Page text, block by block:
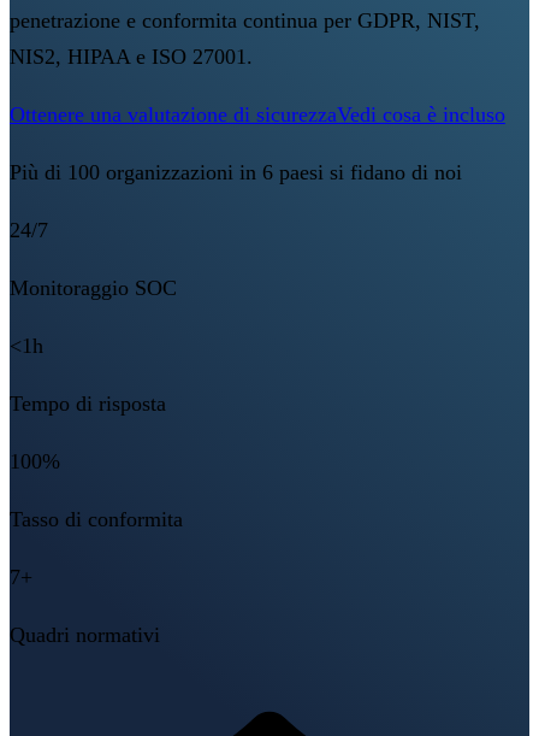
penetrazione e conformita continua per GDPR, NIST,
NIS2, HIPAA e ISO 27001.
Ottenere una valutazione di sicurezzaVedi cosa è incluso
Più di 100 organizzazioni in 6 paesi si fidano di noi
24/7
Monitoraggio SOC
<1h
Tempo di risposta
100%
Tasso di conformita
7+
Quadri normativi